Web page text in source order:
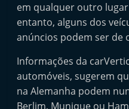
e
r
a
k
em qualquer outro
entanto, alguns dos
anúncios podem ser de
Informações da
automóveis, sugerem
na Alemanha podem
Berlim, Munique ou